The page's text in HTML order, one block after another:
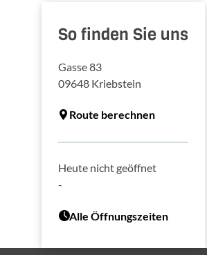
So finden Sie uns
Gasse 83
09648 Kriebstein
Route berechnen
Heute nicht geöffnet
-
Alle Öffnungszeiten